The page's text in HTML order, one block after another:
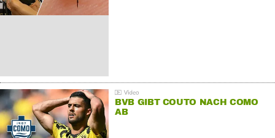
BVB GIBT COUTO NACH COMO
AB